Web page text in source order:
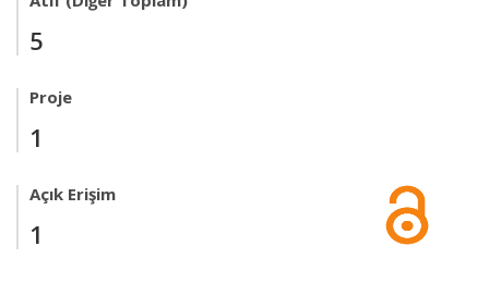
5
Proje
1
Açık Erişim
1